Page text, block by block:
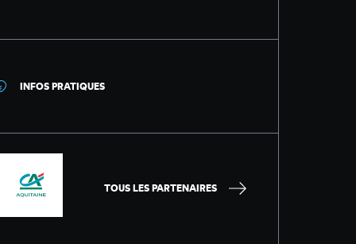
INFOS PRATIQUES
TOUS LES PARTENAIRES